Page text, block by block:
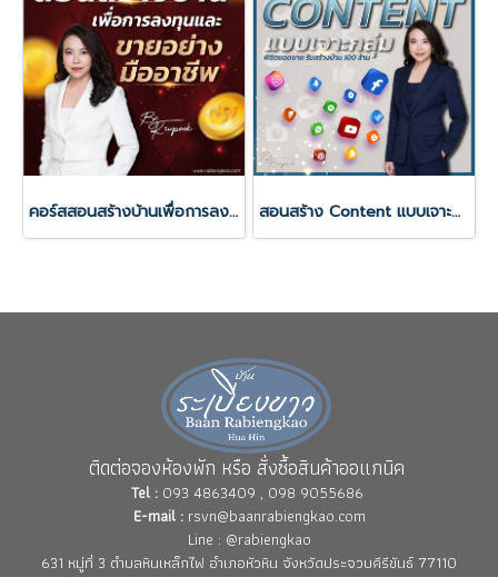
คอร์สสอนสร้างบ้านเพื่อการลงทุนและขาย อย่างมืออาชีพ สอนสร้าง Content แบบเจาะกลุ่ม พิชิตยอดขายรับสร้างบ้าน 100 ล้าน
ติดต่อจองห้องพัก หรือ สั่งซื้อสินค้าออแกนิค
Tel :093 4863409 , 098 9055686
E-mail :rsvn@baanrabiengkao.com
Line : @rabiengkao
631 หมู่ที่ 3 ตำบลหินเหล็กไฟ อำเภอหัวหิน จังหวัดประจวบคีรีขันธ์ 77110